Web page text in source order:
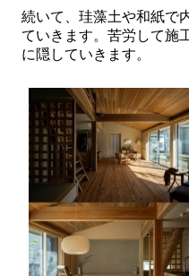
続いて、珪藻土や和紙で
ていきます。苦労して施
に隠していきます。